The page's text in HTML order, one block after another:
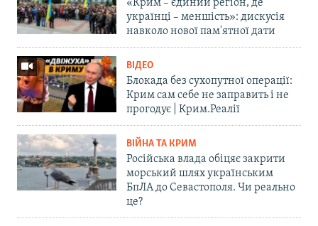
«Крим – єдиний регіон, де
українці – меншість»: дискусія
навколо нової пам'ятної дати
ВІДЕО
Блокада без сухопутної операції:
Крим сам себе не заправить і не
прогодує | Крим.Реалії
ВІЙНА ТА КРИМ
Російська влада обіцяє закрити
морський шлях українським
БпЛА до Севастополя. Чи реально
це?